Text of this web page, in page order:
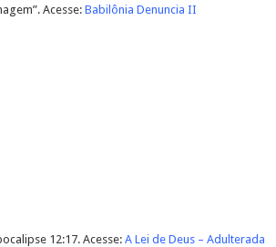
Acesse: Babilônia Denuncia II
12:17. Acesse: A Lei de Deus – Adulterada